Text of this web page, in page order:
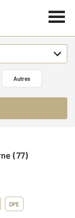
Autres
(77)
DPE